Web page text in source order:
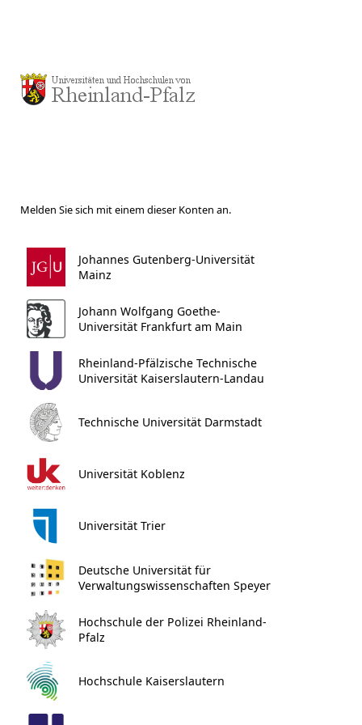
Melden Sie sich mit einem dieser Konten an.
Johannes Gutenberg-Universität
Mainz
Johann Wolfgang Goethe-
Universität Frankfurt am Main
Rheinland-Pfälzische Technische
Universität Kaiserslautern-Landau
Technische Universität Darmstadt
Universität Koblenz
Universität Trier
Deutsche Universität für
Verwaltungswissenschaften Speyer
Hochschule der Polizei Rheinland-
Pfalz
Hochschule Kaiserslautern